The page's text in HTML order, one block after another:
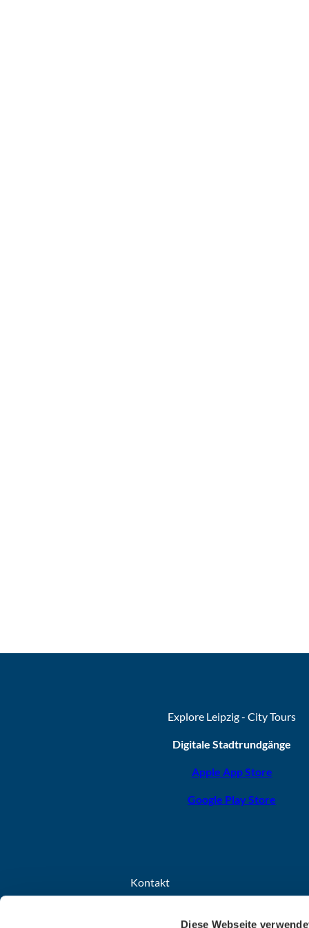
Diese Webseite
Explore Leipzig - City Tours
Digitale Stadtrundgänge
Apple App Store
Google Play Store
Kontakt